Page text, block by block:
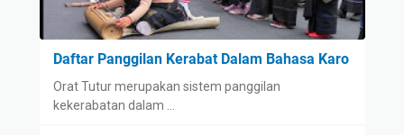
Daftar Panggilan Kerabat Dalam Bahasa Karo
Orat Tutur merupakan sistem panggilan
kekerabatan dalam …